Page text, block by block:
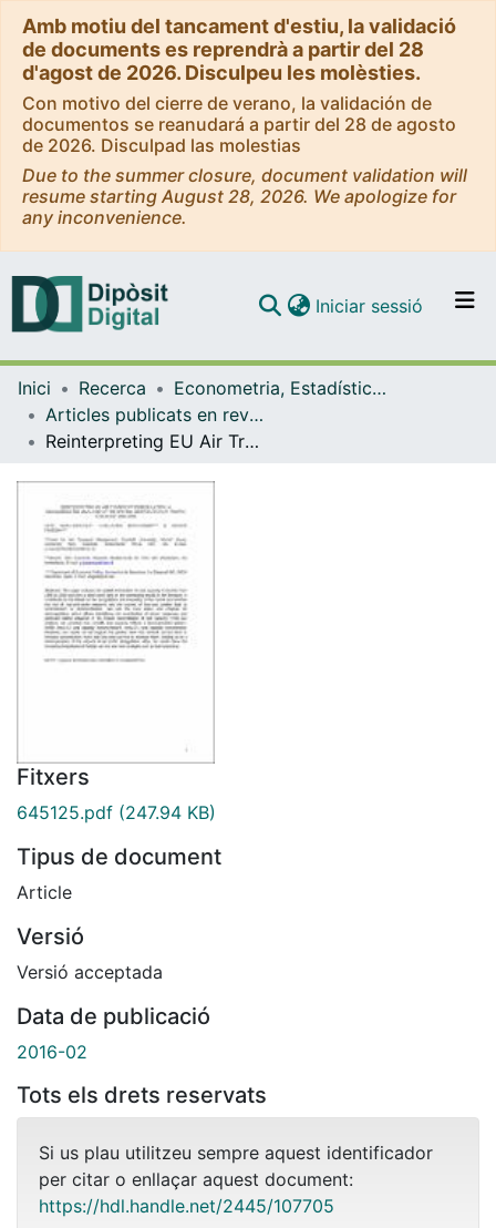
Amb motiu del tancament d'estiu, la validació
de documents es reprendrà a partir del 28
d'agost de 2026. Disculpeu les molèsties.
Con motivo del cierre de verano, la validación de
documentos se reanudará a partir del 28 de agosto
de 2026. Disculpad las molestias
Due to the summer closure, document validation will
resume starting August 28, 2026. We apologize for
any inconvenience.
Navega per tot el DD
Com publicar
Iniciar sessió (current)
Inici Recerca
Econometria, Estadística i Economia Aplicada
Articles publicats en revistes (Econometria, Estadística i Economia Aplicada)
Reinterpreting EU Air Transport Deregulation: A Disaggregated Analysis of the Spatial Distribution of Traffic in Europe, 1990-2009
Fitxers
645125.pdf (247.94 KB)
Tipus de document
Article
Versió
Versió acceptada
Data de publicació
2016-02
Tots els drets reservats
Si us plau utilitzeu sempre aquest identificador
per citar o enllaçar aquest document:
https://hdl.handle.net/2445/107705